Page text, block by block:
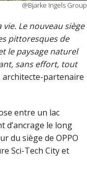
@Bjarke Ingels Group
Le nouveau siège
pittoresques de
le paysage naturel
sans effort, tout
architecte-partenaire
entre un lac
d’ancrage le long
du siège de OPPO
Sci-Tech City et